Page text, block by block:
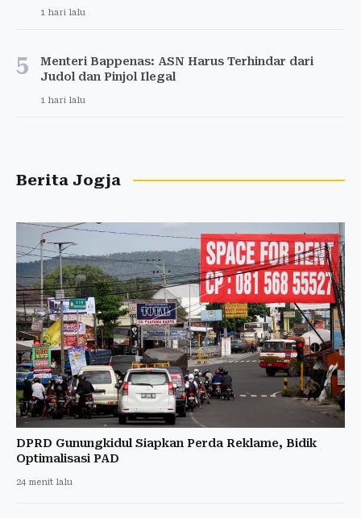
1 hari lalu
5
Menteri Bappenas: ASN Harus Terhindar dari
Judol dan Pinjol Ilegal
1 hari lalu
Berita Jogja
DPRD Gunungkidul Siapkan Perda Reklame, Bidik
Optimalisasi PAD
24 menit lalu